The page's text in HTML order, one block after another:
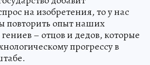
на изобретения, то у нас
повторить опыт наших
– отцов и дедов, которые
прогрессу в